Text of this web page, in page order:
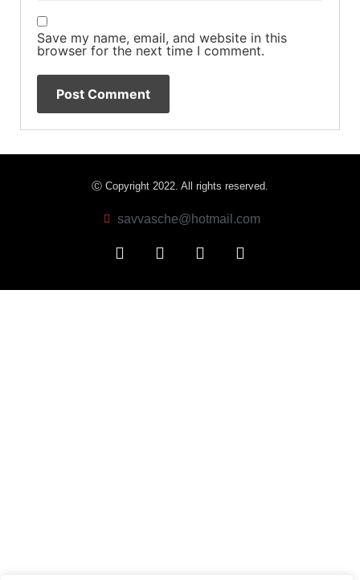
Save my name, email, and website in this
browser for the next time I comment.
Ⓒ Copyright 2022. All rights reserved.
savvasche@hotmail.com